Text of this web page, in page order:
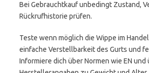
Bei Gebrauchtkauf unbedingt Zustand,
Rückrufhistorie prüfen.
Teste wenn möglich die Wippe im
einfache Verstellbarkeit des Gurts und
Informiere dich über Normen wie EN und